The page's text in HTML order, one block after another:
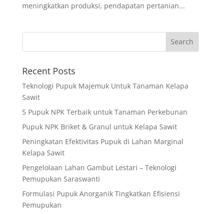
meningkatkan produksi, pendapatan pertanian...
Recent Posts
Teknologi Pupuk Majemuk Untuk Tanaman Kelapa
Sawit
5 Pupuk NPK Terbaik untuk Tanaman Perkebunan
Pupuk NPK Briket & Granul untuk Kelapa Sawit
Peningkatan Efektivitas Pupuk di Lahan Marginal
Kelapa Sawit
Pengelolaan Lahan Gambut Lestari – Teknologi
Pemupukan Saraswanti
Formulasi Pupuk Anorganik Tingkatkan Efisiensi
Pemupukan